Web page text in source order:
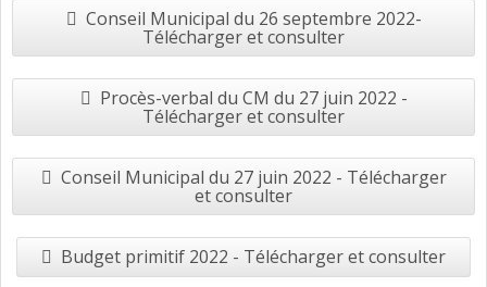
Conseil Municipal du 26 septembre 2022-
Télécharger et consulter
Procès-verbal du CM du 27 juin 2022 -
Télécharger et consulter
Conseil Municipal du 27 juin 2022 - Télécharger
et consulter
Budget primitif 2022 - Télécharger et consulter